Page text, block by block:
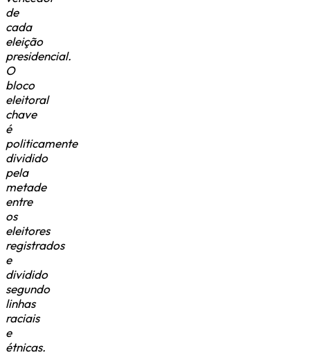
de
cada
eleição
presidencial.
O
bloco
eleitoral
chave
é
politicamente
dividido
pela
metade
entre
os
eleitores
registrados
e
dividido
segundo
linhas
raciais
e
étnicas.